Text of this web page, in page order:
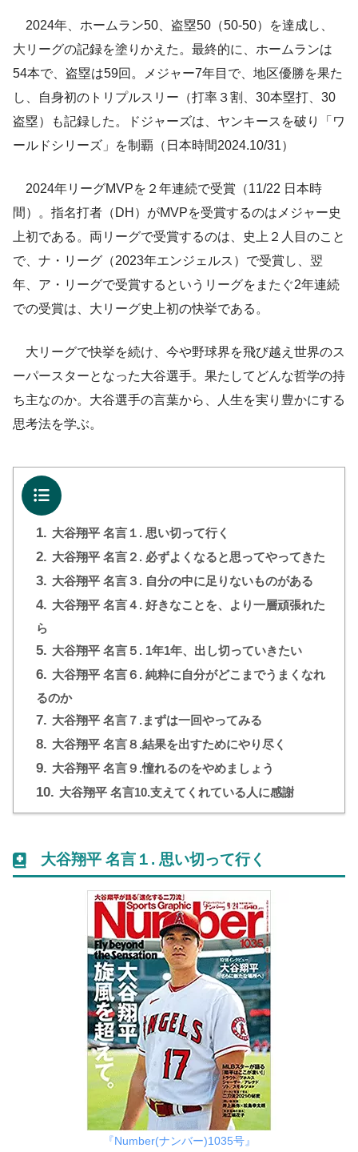
2024年、ホームラン50、盗塁50（50-50）を達成し、
大リーグの記録を塗りかえた。最終的に、ホームランは
54本で、盗塁は59回。メジャー7年目で、地区優勝を果た
し、自身初のトリプルスリー（打率３割、30本塁打、30
盗塁）も記録した。ドジャーズは、ヤンキースを破り「ワ
ールドシリーズ」を制覇（日本時間2024.10/31）
2024年リーグMVPを２年連続で受賞（11/22 日本時
間）。指名打者（DH）がMVPを受賞するのはメジャー史
上初である。両リーグで受賞するのは、史上２人目のこと
で、ナ・リーグ（2023年エンジェルス）で受賞し、翌
年、ア・リーグで受賞するというリーグをまたぐ2年連続
での受賞は、大リーグ史上初の快挙である。
大リーグで快挙を続け、今や野球界を飛び越え世界のス
ーパースターとなった大谷選手。果たしてどんな哲学の持
ち主なのか。大谷選手の言葉から、人生を実り豊かにする
思考法を学ぶ。
目次
1. 大谷翔平 名言１. 思い切って行く
2. 大谷翔平 名言２. 必ずよくなると思ってやってきた
3. 大谷翔平 名言３. 自分の中に足りないものがある
4. 大谷翔平 名言４. 好きなことを、より一層頑張れた
ら
5. 大谷翔平 名言５. 1年1年、出し切っていきたい
6. 大谷翔平 名言６. 純粋に自分がどこまでうまくなれ
るのか
7. 大谷翔平 名言７.まずは一回やってみる
8. 大谷翔平 名言８.結果を出すためにやり尽く
9. 大谷翔平 名言９.憧れるのをやめましょう
10. 大谷翔平 名言10.支えてくれている人に感謝
大谷翔平 名言１. 思い切って行く
『Number(ナンバー)1035号』